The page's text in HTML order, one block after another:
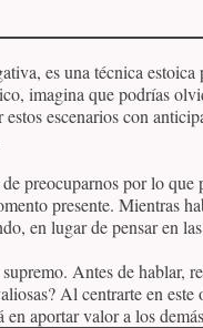
es una técnica estoica
imagina que podrías
escenarios con
preocuparnos por lo
presente. Mientras
en lugar de pensar en
Antes de hablar,
Al centrarte en este
aportar valor a los